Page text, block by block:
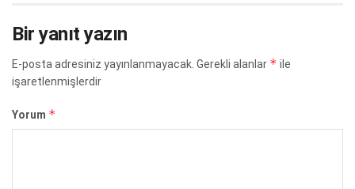
Bir yanıt yazın
E-posta adresiniz yayınlanmayacak. Gerekli alanlar * ile
işaretlenmişlerdir
Yorum *